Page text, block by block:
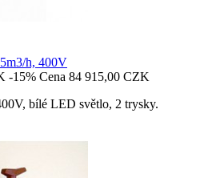
h, 400V
-15% Cena 84 915,00 CZK
bílé LED světlo, 2 trysky.